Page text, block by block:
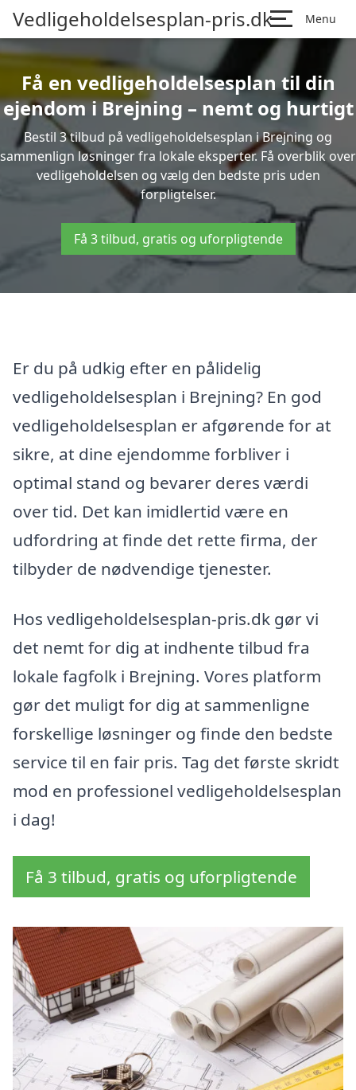
Vedligeholdelsesplan-pris.dk Menu
Få en vedligeholdelsesplan til din
ejendom i Brejning – nemt og hurtigt
Bestil 3 tilbud på vedligeholdelsesplan i Brejning og
sammenlign løsninger fra lokale eksperter. Få overblik over
vedligeholdelsen og vælg den bedste pris uden
forpligtelser.
Få 3 tilbud, gratis og uforpligtende
Er du på udkig efter en pålidelig
vedligeholdelsesplan i Brejning? En god
vedligeholdelsesplan er afgørende for at
sikre, at dine ejendomme forbliver i
optimal stand og bevarer deres værdi
over tid. Det kan imidlertid være en
udfordring at finde det rette firma, der
tilbyder de nødvendige tjenester.
Hos vedligeholdelsesplan-pris.dk gør vi
det nemt for dig at indhente tilbud fra
lokale fagfolk i Brejning. Vores platform
gør det muligt for dig at sammenligne
forskellige løsninger og finde den bedste
service til en fair pris. Tag det første skridt
mod en professionel vedligeholdelsesplan
i dag!
Få 3 tilbud, gratis og uforpligtende